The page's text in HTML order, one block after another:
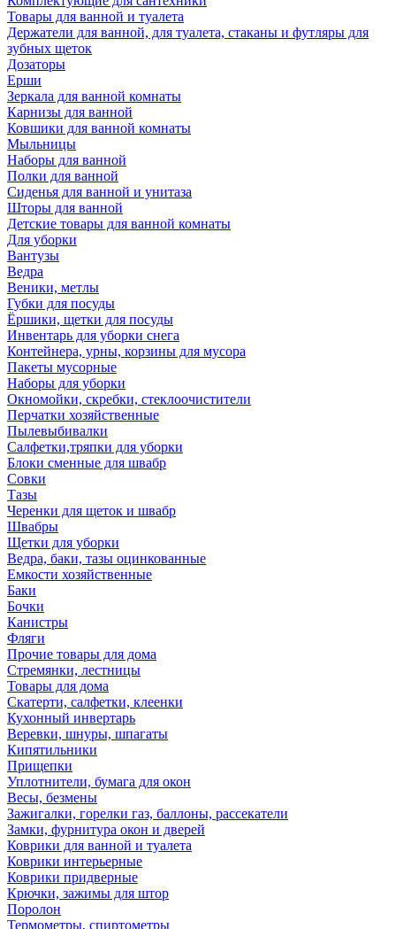
Товары для ванной и туалета
Держатели для ванной, для туалета, стаканы и футляры для
зубных щеток
Дозаторы
Ерши
Зеркала для ванной комнаты
Карнизы для ванной
Ковшики для ванной комнаты
Мыльницы
Наборы для ванной
Полки для ванной
Сиденья для ванной и унитаза
Шторы для ванной
Детские товары для ванной комнаты
Для уборки
Вантузы
Ведра
Веники, метлы
Губки для посуды
Ёршики, щетки для посуды
Инвентарь для уборки снега
Контейнера, урны, корзины для мусора
Пакеты мусорные
Наборы для уборки
Окномойки, скребки, стеклоочистители
Перчатки хозяйственные
Пылевыбивалки
Салфетки,тряпки для уборки
Блоки сменные для швабр
Совки
Тазы
Черенки для щеток и швабр
Швабры
Щетки для уборки
Ведра, баки, тазы оцинкованные
Емкости хозяйственные
Баки
Бочки
Канистры
Фляги
Прочие товары для дома
Стремянки, лестницы
Товары для дома
Скатерти, салфетки, клеенки
Кухонный инвертарь
Веревки, шнуры, шпагаты
Кипятильники
Прищепки
Уплотнители, бумага для окон
Весы, безмены
Зажигалки, горелки газ, баллоны, рассекатели
Замки, фурнитура окон и дверей
Коврики для ванной и туалета
Коврики интерьерные
Коврики придверные
Крючки, зажимы для штор
Поролон
Термометры, спиртометры